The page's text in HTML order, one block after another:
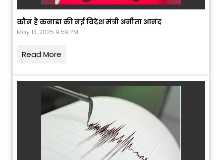
कौन हैं कनाडा की नई विदेश मंत्री अनीता आनंद
May 13, 2025 9:59 PM
Read More